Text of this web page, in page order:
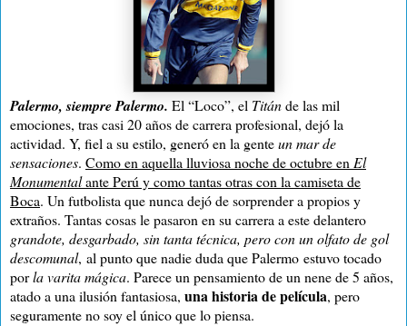
Palermo, siempre Palermo. El “Loco”, el Titánde las mil
emociones, tras casi 20 años de carrera profesional, dejó la
actividad. Y, fiel a su estilo, generó en la genteun mar de
sensaciones. Como en aquella lluviosa noche de octubre enEl
Monumentalante Perú y como tantas otras con la camiseta de
Boca. Un futbolista que nunca dejó de sorprender a propios y
extraños. Tantas cosas le pasaron en su carrera a este delantero
grandote, desgarbado, sin tanta técnica, pero con un olfato de gol
descomunal, al punto que nadie duda que Palermo estuvo tocado
porla varita mágica. Parece un pensamiento de un nene de 5 años,
atado a una ilusión fantasiosa, una historia de película, pero
seguramente no soy el único que lo piensa.